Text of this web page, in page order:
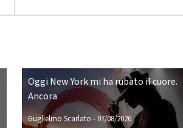
Oggi New York mi ha rubato il cuore.
Ancora
Guglielmo Scarlato -07/08/2026